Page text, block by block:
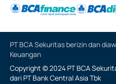
PT BCA Sekuritas berizin dan
Keuangan
Copyright © 2024 PT BCA
dari PT Bank Central Asia Tbk